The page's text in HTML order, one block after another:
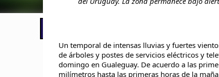
Un temporal de intensas lluvias y fuertes
de árboles y postes de servicios eléctricos y
domingo en Gualeguay. De acuerdo a las
milímetros hasta las primeras horas de la